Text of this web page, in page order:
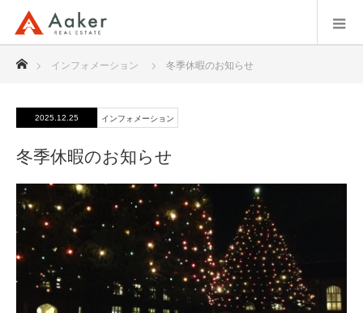
インフォメーション 冬季休暇のお知らせ
2025.12.25 インフォメーション
冬季休暇のお知らせ